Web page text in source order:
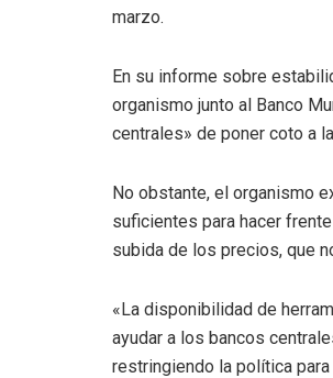
marzo.
En su informe sobre
organismo junto al Banco
centrales» de poner coto a
No obstante, el organismo
suficientes para hacer
subida de los precios, que
«La disponibilidad de
ayudar a los bancos
restringiendo la política